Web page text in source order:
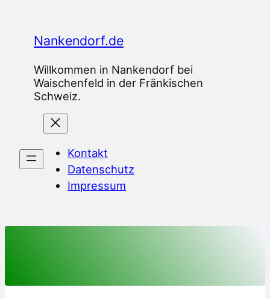
springenNankendorf.de
Willkommen in Nankendorf bei
Waischenfeld in der Fränkischen
Schweiz.
Kontakt
Datenschutz
Impressum